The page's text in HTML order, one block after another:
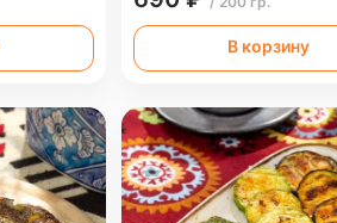
В корзину